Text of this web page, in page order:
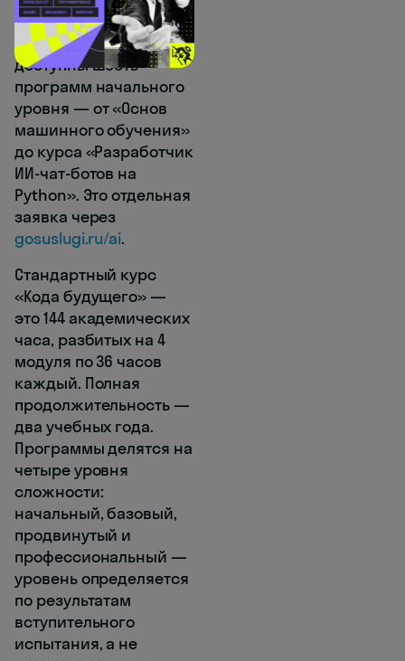
чем за четыре месяца.
Для записи в 2025 году
доступны шесть
программ начального
уровня — от «Основ
машинного обучения»
до курса «Разработчик
ИИ-чат-ботов на
Python». Это отдельная
заявка через
gosuslugi.ru/ai.
Стандартный курс
«Кода будущего» —
это 144 академических
часа, разбитых на 4
модуля по 36 часов
каждый. Полная
продолжительность —
два учебных года.
Программы делятся на
четыре уровня
сложности:
начальный, базовый,
продвинутый и
профессиональный —
уровень определяется
по результатам
вступительного
испытания, а не